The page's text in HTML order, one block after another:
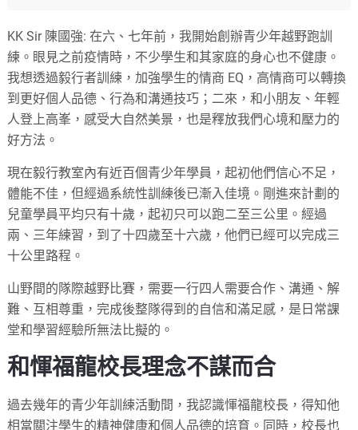
KK Sir 陳國強: 在六、七年前，我開始創辦青少年越野跑訓
練。眼見之前疫情時，不少學生和其家庭的身心也不健康。
我想透過毅行者訓練，加強學生的情商 EQ，高情商可以轉換
到更好個人品德、行為和溝通技巧；二來，和小朋友、年輕
人登上高峯，感受大自然美景，也是釋放我們心境和壓力的
好方法。
現在毅行教室內有近百個青少年學員，起初他們信心不足，
體能不佳，但經過系統性訓練後已漸入佳境。剛進來計劃的
兒童學員平均只有十歲，起初只可以跑二至三公里。經過
兩、三年練習，到了十四歲至十六歲，他們已經可以完成三
十公里路程。
山野間的隊際越野比賽，需要一行四人需要合作、溝通、解
難、互相尊重，完成後整隊得到的自信和滿足感，是日常課
堂和學習經驗所無法比擬的。
和惲福龍校長理念不謀而合
過去幾年的青少年訓練活動間，我認識惲福龍校長，得知他
相當關注學生的精神健康和個人品德的培育。同時，校長也